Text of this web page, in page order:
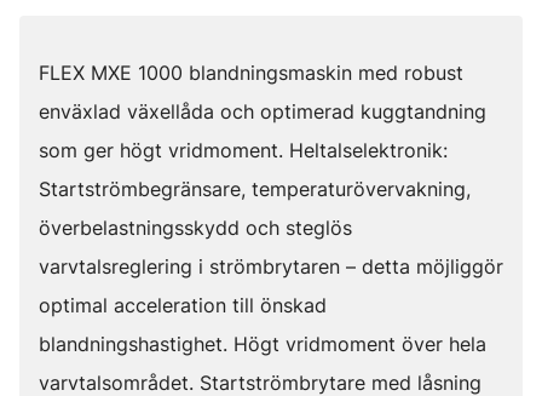
FLEX MXE 1000 blandningsmaskin med robust
enväxlad växellåda och optimerad kuggtandning
som ger högt vridmoment. Heltalselektronik:
Startströmbegränsare, temperaturövervakning,
överbelastningsskydd och steglös
varvtalsreglering i strömbrytaren – detta möjliggör
optimal acceleration till önskad
blandningshastighet. Högt vridmoment över hela
varvtalsområdet. Startströmbrytare med låsning